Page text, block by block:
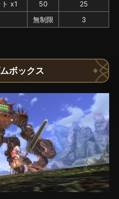
x1
50
25
無制限 3
ボックス